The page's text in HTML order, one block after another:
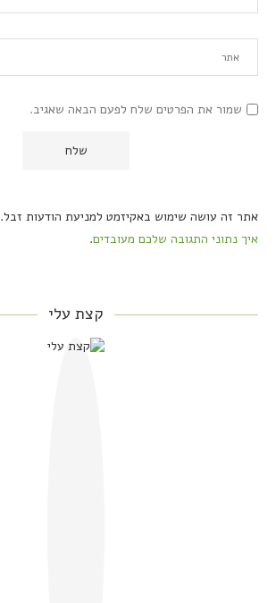
שמור את הפרטים שלח לפעם הבאה שאגיב.
אתר זה עושה שימוש באקיזמט למניעת הודעות זבל.
איך נתוני התגובה שלכם מעובדים.
קצת עלי